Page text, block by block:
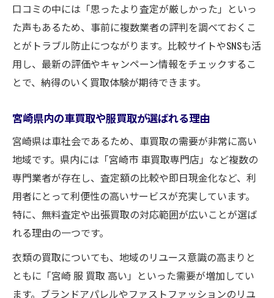
口コミの中には「思ったより査定が厳しかった」といっ
た声もあるため、事前に複数業者の評判を調べておくこ
とがトラブル防止につながります。比較サイトやSNSも活
用し、最新の評価やキャンペーン情報をチェックするこ
とで、納得のいく買取体験が期待できます。
宮崎県内の車買取や服買取が選ばれる理由
宮崎県は車社会であるため、車買取の需要が非常に高い
地域です。県内には「宮崎市 車買取専門店」など複数の
専門業者が存在し、査定額の比較や即日現金化など、利
用者にとって利便性の高いサービスが充実しています。
特に、無料査定や出張買取の対応範囲が広いことが選ば
れる理由の一つです。
衣類の買取についても、地域のリユース意識の高まりと
ともに「宮崎 服 買取 高い」といった需要が増加してい
ます。ブランドアパレルやファストファッションのリユ